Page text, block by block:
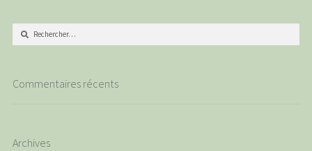
Rechercher :
Commentaires récents
Archives